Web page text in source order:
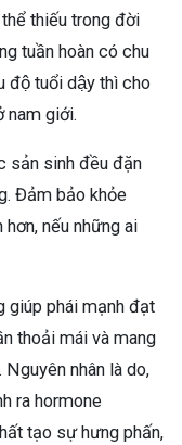
thiếu trong đời
tuần hoàn có chu
độ tuổi dậy thì cho
nam giới.
sản sinh đều đặn
Đảm bảo khỏe
nếu những ai
giúp phái mạnh đạt
thoải mái và mang
nhân là do,
ra hormone
tạo sự hưng phấn,